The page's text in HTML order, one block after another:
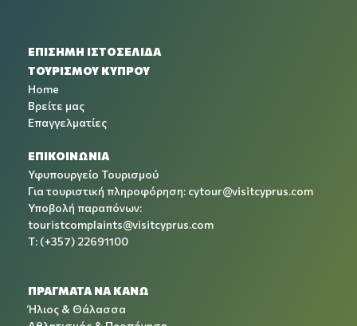
ΕΠΙΣΗΜΗ ΙΣΤΟΣΕΛΙΔΑ
ΤΟΥΡΙΣΜΟΥ ΚΥΠΡΟΥ
Home
Βρείτε μας
Επαγγελματίες
ΕΠΙΚΟΙΝΩΝΙΑ
Υφυπουργείο Τουρισμού
Για τουριστική πληροφόρηση: cytour@visitcyprus.com
Υποβολή παραπόνων:
touristcomplaints@visitcyprus.com
T: (+357) 22691100
ΠΡΑΓΜΑΤΑ ΝΑ ΚΑΝΩ
Ήλιος & Θάλασσα